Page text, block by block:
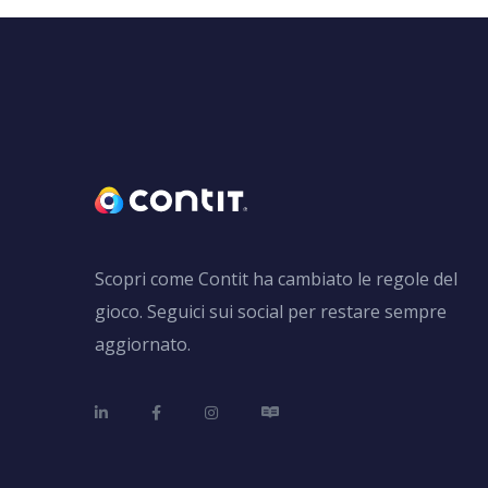
Scopri come Contit ha cambiato le regole del
gioco. Seguici sui social per restare sempre
aggiornato.